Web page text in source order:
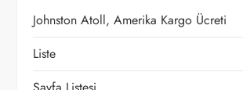
i
n
Johnston Atoll, Amerika Kargo Ücreti
Liste